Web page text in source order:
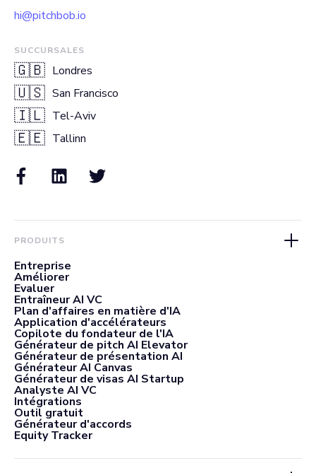
hi@pitchbob.io
SUCCURSALES
🇬🇧 Londres
🇺🇸 San Francisco
🇮🇱 Tel-Aviv
🇪🇪 Tallinn
PRODUITS
Entreprise
Améliorer
Evaluer
Entraîneur AI VC
Plan d'affaires en matière d'IA
Application d'accélérateurs
Copilote du fondateur de l'IA
Générateur de pitch AI Elevator
Générateur de présentation AI
Générateur AI Canvas
Générateur de visas AI Startup
Analyste AI VC
Intégrations
Outil gratuit
Générateur d'accords
Equity Tracker